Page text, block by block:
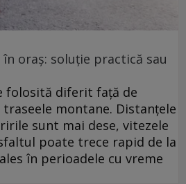
oraș: soluție practică sau
folosită diferit față de
montane. Distanțele
sunt mai dese, vitezele
poate trece rapid de la
în perioadele cu vreme